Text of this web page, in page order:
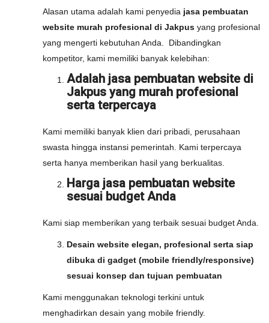
Alasan utama adalah kami penyedia jasa pembuatan
website murah profesional di Jakpus yang profesional
yang mengerti kebutuhan Anda. Dibandingkan
kompetitor, kami memiliki banyak kelebihan:
Adalah jasa pembuatan website di
Jakpus yang murah profesional
serta terpercaya
Kami memiliki banyak klien dari pribadi, perusahaan
swasta hingga instansi pemerintah. Kami terpercaya
serta hanya memberikan hasil yang berkualitas.
Harga jasa pembuatan website
sesuai budget Anda
Kami siap memberikan yang terbaik sesuai budget Anda.
Desain website elegan, profesional serta siap
dibuka di gadget (mobile friendly/responsive)
sesuai konsep dan tujuan pembuatan
Kami menggunakan teknologi terkini untuk
menghadirkan desain yang mobile friendly.